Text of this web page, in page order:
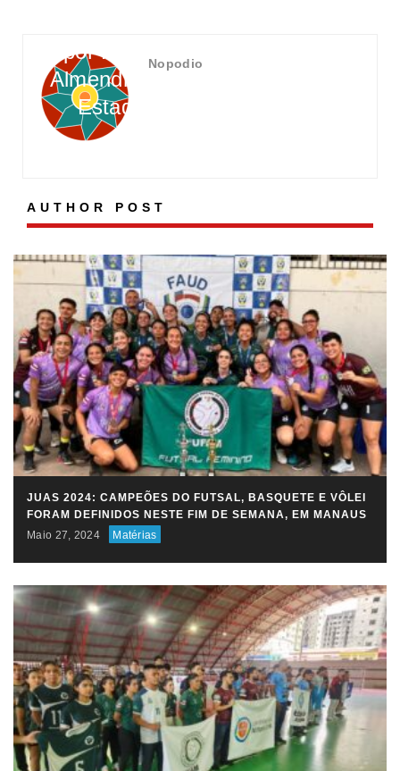
por Flávio
Almendra no
Estado
Nopodio
AUTHOR POST
JUAS 2024: CAMPEÕES DO FUTSAL, BASQUETE E VÔLEI
FORAM DEFINIDOS NESTE FIM DE SEMANA, EM MANAUS
Maio 27, 2024
Matérias